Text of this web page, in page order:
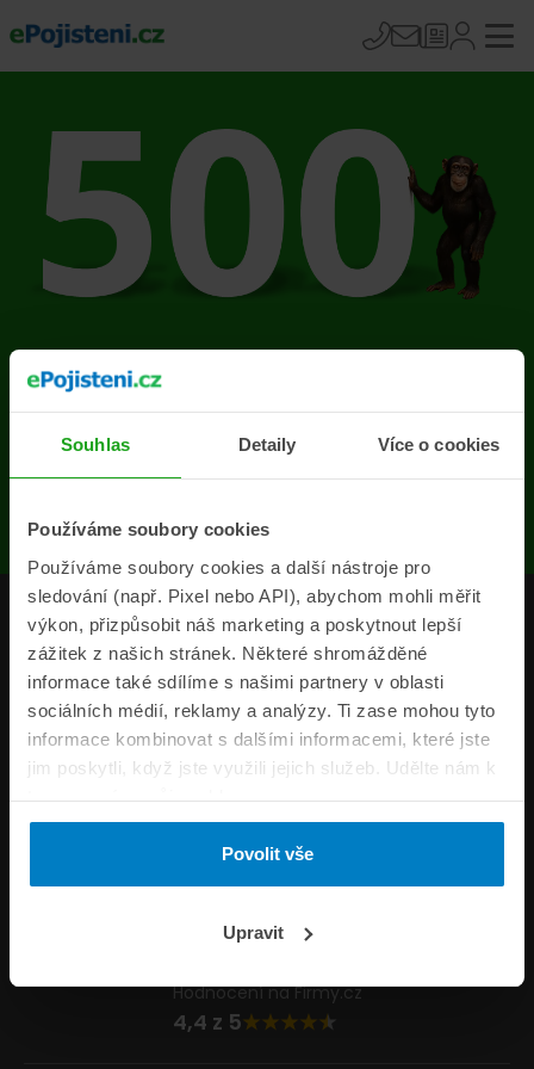
Souhlas Detaily Více o cookies
Používáme soubory cookies
Používáme soubory cookies a další nástroje pro
sledování (např. Pixel nebo API), abychom mohli měřit
výkon, přizpůsobit náš marketing a poskytnout lepší
zážitek z našich stránek. Některé shromážděné
informace také sdílíme s našimi partnery v oblasti
sociálních médií, reklamy a analýzy. Ti zase mohou tyto
informace kombinovat s dalšími informacemi, které jste
jim poskytli, když jste využili jejich služeb. Udělte nám k
tomu prosím svůj souhlas.
Povolit vše
Upravit
Na stránce se vyskytla
chyba
Produkty
Pojišťovny
Informace
ePojisteni.cz
Formuláře
Napište nám
Hodnocení na Firmy.cz
4,4 z 5